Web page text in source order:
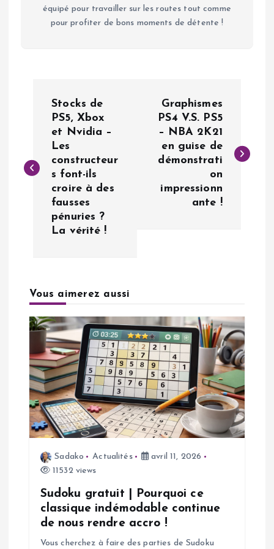
équipé pour travailler sur les routes tout comme
pour profiter de bons moments de détente !
v
i
o
n
d
e
Stocks de
PS5, Xbox
et Nvidia –
Les
constructeur
s font-ils
croire à des
fausses
pénuries ?
La vérité !
Graphismes
PS4 V.S. PS5
– NBA 2K21
en guise de
démonstrati
on
impressionn
ante !
Vous aimerez aussi
Sadako Actualités
avril 11, 2026
11532 views
Sudoku gratuit | Pourquoi ce
classique indémodable continue
de nous rendre accro !
Vous cherchez à faire des parties de Sudoku